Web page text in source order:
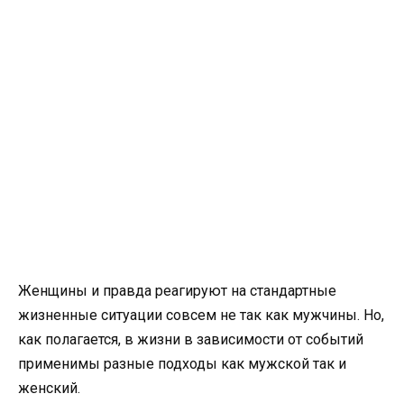
Женщины и правда реагируют на стандартные
жизненные ситуации совсем не так как мужчины. Но,
как полагается, в жизни в зависимости от событий
применимы разные подходы как мужской так и
женский.